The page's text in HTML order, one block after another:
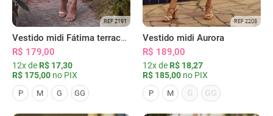
REF 2191
Vestido midi Fátima terracota
R$ 179,00
12x de R$ 17,30
R$ 175,00 no PIX
P M G GG
REF 2208
Vestido midi Aurora
R$ 189,00
12x de R$ 18,27
R$ 185,00 no PIX
P M G GG